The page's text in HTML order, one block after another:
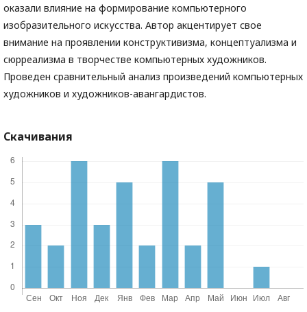
оказали влияние на формирование компьютерного
изобразительного искусства. Автор акцентирует свое
внимание на проявлении конструктивизма, концептуализма и
сюрреализма в творчестве компьютерных художников.
Проведен сравнительный анализ произведений компьютерных
художников и художников-авангардистов.
Скачивания